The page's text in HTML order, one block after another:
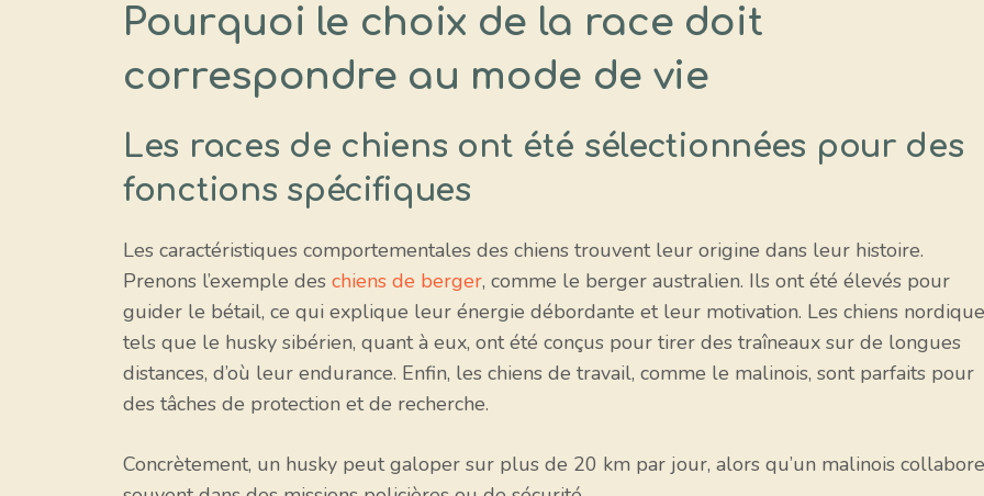
Pourquoi le choix de la race doit
correspondre au mode de vie
Les races de chiens ont été sélectionnées pour des
fonctions spécifiques
Les caractéristiques comportementales des chiens trouvent leur origine dans leur histoire.
Prenons l’exemple des chiens de berger, comme le berger australien. Ils ont été élevés pour
guider le bétail, ce qui explique leur énergie débordante et leur motivation. Les chiens
tels que le husky sibérien, quant à eux, ont été conçus pour tirer des traîneaux sur de longues
distances, d’où leur endurance. Enfin, les chiens de travail, comme le malinois, sont parfaits pour
des tâches de protection et de recherche.
Concrètement, un husky peut galoper sur plus de 20 km par jour, alors qu’un malinois collabore